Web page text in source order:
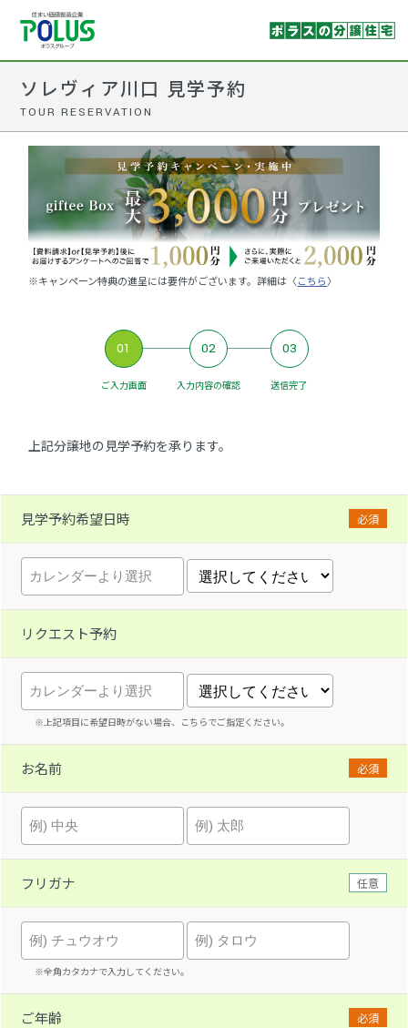
ソレヴィア川口 見学予約
TOUR RESERVATION
※キャンペーン特典の進呈には要件がございます。詳細は〈こちら〉
01
ご入力画面
02
入力内容の確認
03
送信完了
上記分譲地の見学予約を承ります。
見学予約希望日時 必須
リクエスト予約
※上記項目に希望日時がない場合、こちらでご指定ください。
お名前 必須
フリガナ 任意
※全角カタカナで入力してください。
ご年齢 必須